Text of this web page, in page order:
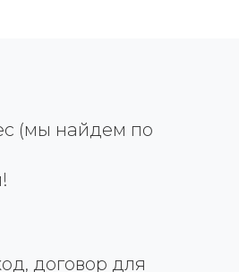
(мы найдем по
договор для